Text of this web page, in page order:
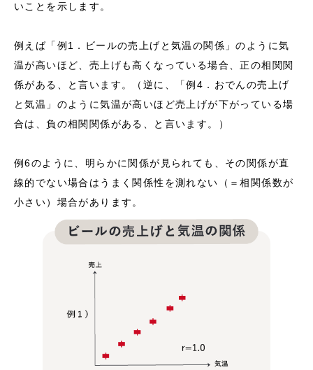
いことを示します。
例えば「例1．ビールの売上げと気温の関係」のように気
温が高いほど、売上げも高くなっている場合、正の相関関
係がある、と言います。（逆に、「例4．おでんの売上げ
と気温」のように気温が高いほど売上げが下がっている場
合は、負の相関関係がある、と言います。）
例6のように、明らかに関係が見られても、その関係が直
線的でない場合はうまく関係性を測れない（＝相関係数が
小さい）場合があります。